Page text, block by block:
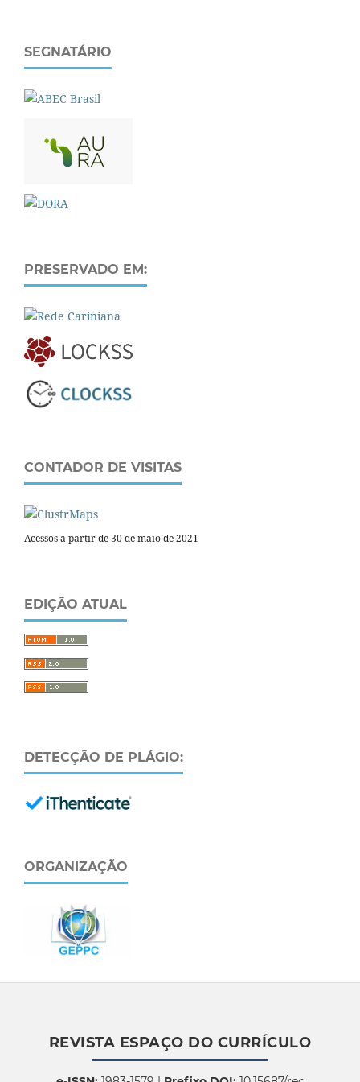
SEGNATÁRIO
PRESERVADO EM:
CONTADOR DE VISITAS
Acessos a partir de 30 de maio de 2021
EDIÇÃO ATUAL
DETECÇÃO DE PLÁGIO:
ORGANIZAÇÃO
REVISTA ESPAÇO DO CURRÍCULO